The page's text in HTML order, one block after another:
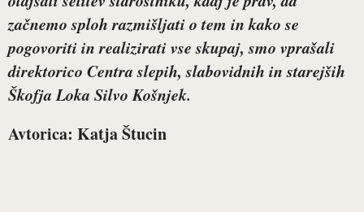
začnemo sploh razmišljati o tem in kako se
pogovoriti in realizirati vse skupaj, smo vprašali
direktorico Centra slepih, slabovidnih in starejših
Škofja Loka Silvo Košnjek.
Avtorica: Katja Štucin